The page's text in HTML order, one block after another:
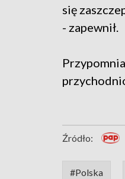
się
- zapewnił.
Źródło:
#Polska